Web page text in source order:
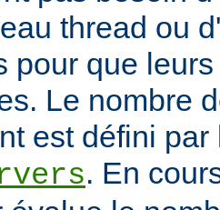
thread ou
pour que
Le nombre
est défini par
. En